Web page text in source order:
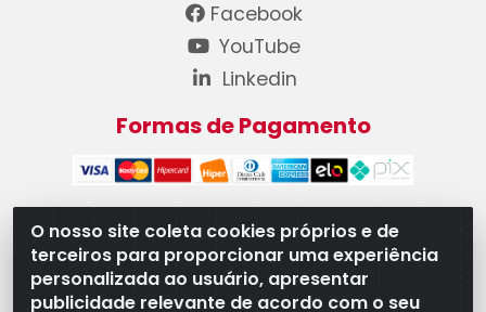
O nosso site coleta cookies próprios e de
terceiros para proporcionar uma experiência
personalizada ao usuário, apresentar
publicidade relevante de acordo com o seu
Facebook
YouTube
Linkedin
Formas de Pagamento
WB Componentes Automotivos LTDA - CNPJ
08.528.393/0001-12 - Rua do Níquel, 667 - Parque
Oeste Industrial, Goiânia/GO - CEP 74375-660